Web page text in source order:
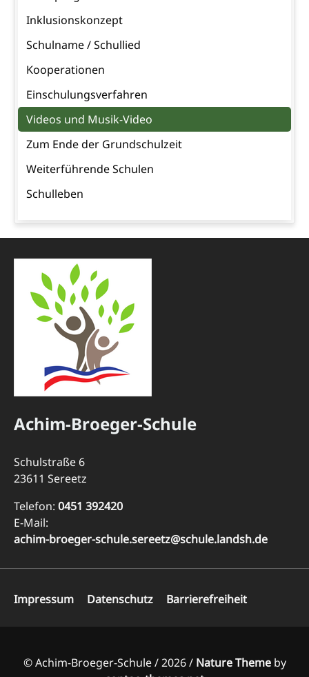
Inklusionskonzept
Schulname / Schullied
Kooperationen
Einschulungsverfahren
Videos und Musik-Video
Zum Ende der Grundschulzeit
Weiterführende Schulen
Schulleben
Achim-Broeger-Schule
Schulstraße 6
23611 Sereetz
Telefon: 0451 392420
E-Mail:
achim-broeger-schule.sereetz@schule.landsh.de
überspringen
Impressum Datenschutz Barrierefreiheit
© Achim-Broeger-Schule / 2026 / Nature Themeby